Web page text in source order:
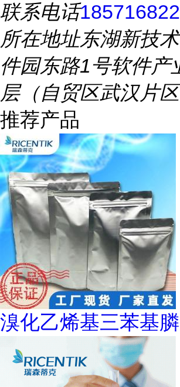
联系电话
所在地址东湖新技
件园东路1号软件产
层（自贸区武汉片区
推荐产品
溴化乙烯基三苯基